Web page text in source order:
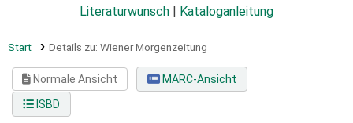
Literaturwunsch
Kataloganleitung
Start Details zu: Wiener Morgenzeitung
Normale Ansicht
MARC-Ansicht
ISBD